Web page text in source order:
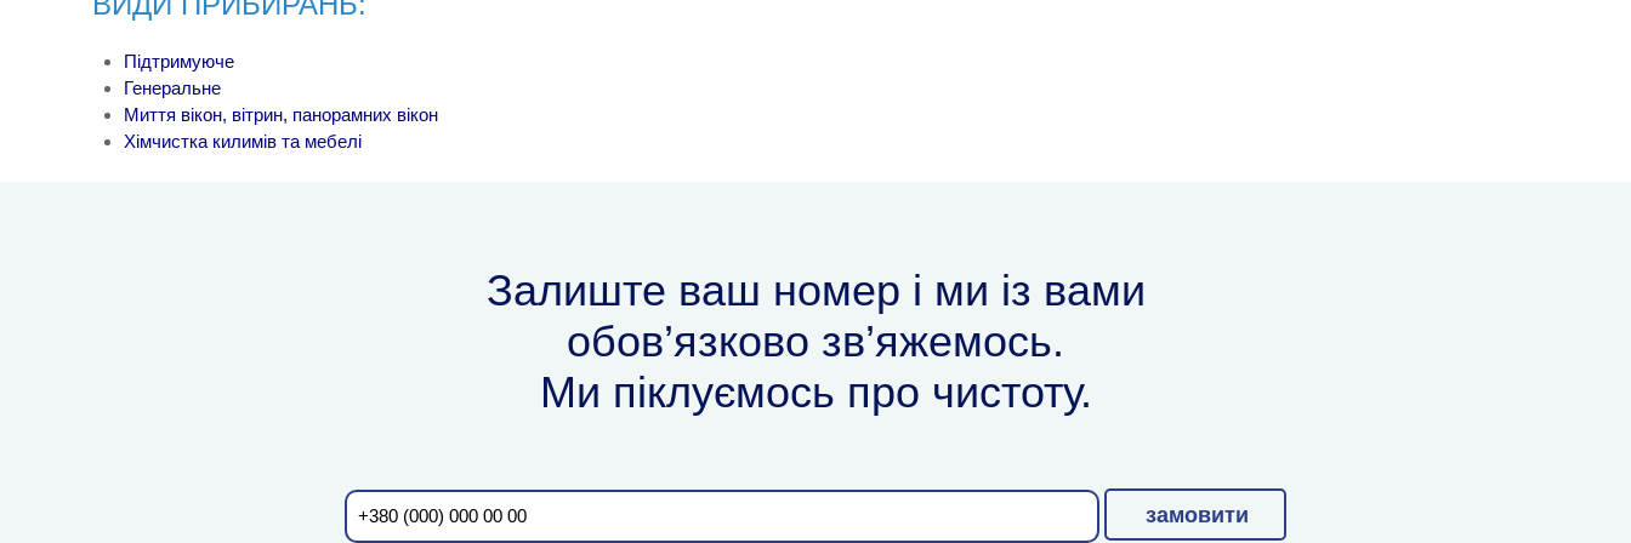
Підтримуюче
Генеральне
Миття вікон, вітрин, панорамних вікон
Хімчистка килимів та мебелі
Залиште ваш номер і ми із вами
обов’язково зв’яжемось.
Ми піклуємось про чистоту.